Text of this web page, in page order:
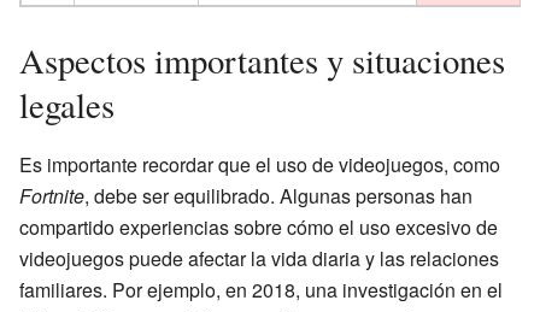
Aspectos importantes y situaciones
legales
Es importante recordar que el uso de videojuegos, como
Fortnite, debe ser equilibrado. Algunas personas han
compartido experiencias sobre cómo el uso excesivo de
videojuegos puede afectar la vida diaria y las relaciones
familiares. Por ejemplo, en 2018, una investigación en el